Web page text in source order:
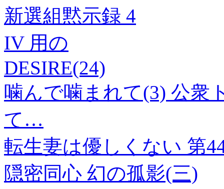
新選組黙示録 4
IV 用の
DESIRE(24)
噛んで噛まれて(3) 公衆
て…
転生妻は優しくない 第
隠密同心 幻の孤影(三)